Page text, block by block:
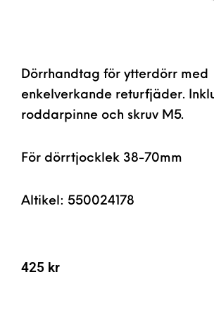
Dörrhandtag för ytterdörr med
enkelverkande returfjäder.
roddarpinne och skruv M5.
För dörrtjocklek 38-70mm
Altikel: 550024178
425 kr